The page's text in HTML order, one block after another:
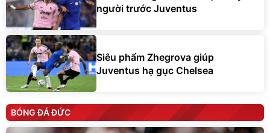
người trước Juventus
Siêu phẩm Zhegrova giúp
Juventus hạ gục Chelsea
BÓNG ĐÁ ĐỨC